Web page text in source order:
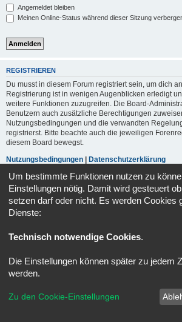
Angemeldet bleiben
Meinen Online-Status während dieser Sitzung
REGISTRIEREN
Du musst in diesem Forum registriert sein, um dich
Registrierung ist in wenigen Augenblicken erledigt
weitere Funktionen zuzugreifen. Die Board-
Benutzern auch zusätzliche Berechtigungen
Nutzungsbedingungen und die verwandten
registrierst. Bitte beachte auch die jeweiligen
diesem Board bewegst.
Nutzungsbedingungen
Datenschutzerklärung
Registrieren
Powered byphpBB ® Forum Software ©
Datenschutz|
Um bestimmte Funktionen nutzen zu
Einstellungen nötig. Damit wird gesteuert
setzen darf oder nicht. Es werden Cookies
Dienste:
Technisch notwendige Cookies.
Die Einstellungen können später zu jedem
werden.
Zu den Cookie-Einstellungen